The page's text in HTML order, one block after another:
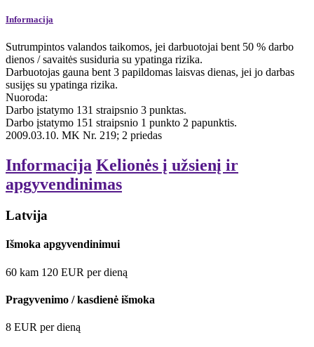
Informacija
Sutrumpintos valandos taikomos, jei darbuotojai bent 50 % darbo
dienos / savaitės susiduria su ypatinga rizika.
Darbuotojas gauna bent 3 papildomas laisvas dienas, jei jo darbas
susijęs su ypatinga rizika.
Nuoroda:
Darbo įstatymo 131 straipsnio 3 punktas.
Darbo įstatymo 151 straipsnio 1 punkto 2 papunktis.
2009.03.10. MK Nr. 219; 2 priedas
Informacija Kelionės į užsienį ir
apgyvendinimas
Latvija
Išmoka apgyvendinimui
60 kam 120 EUR per dieną
Pragyvenimo / kasdienė išmoka
8 EUR per dieną